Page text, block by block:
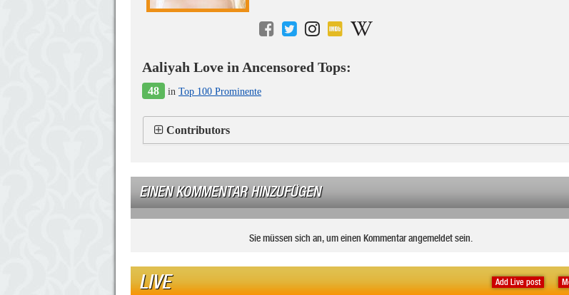
Aaliyah Love in Ancensored Tops:
48 in Top 100 Prominente
Contributors
EINEN KOMMENTAR HINZUFÜGEN
Sie müssen sich an, um einen Kommentar angemeldet sein.
Add Live post
LIVE